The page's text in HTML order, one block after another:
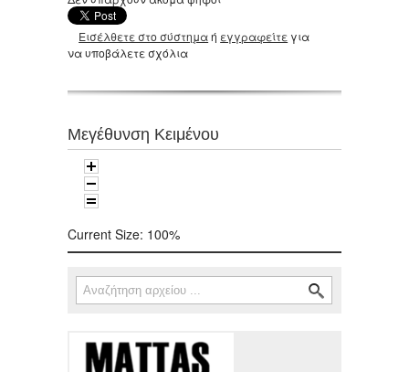
Εισέλθετε στο σύστημαή εγγραφείτε για
να υποβάλετε σχόλια
Μεγέθυνση Κειμένου
Current Size: 100%
Φόρμα αναζήτησης
Αναζήτηση